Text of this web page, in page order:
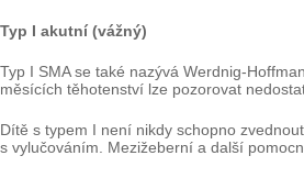
Typ I akutní (vážný)
Typ I SMA se také nazývá Werdnig-
měsících těhotenství lze pozorovat
Dítě s typem I není nikdy schopno
s vylučováním. Mezižeberní a další